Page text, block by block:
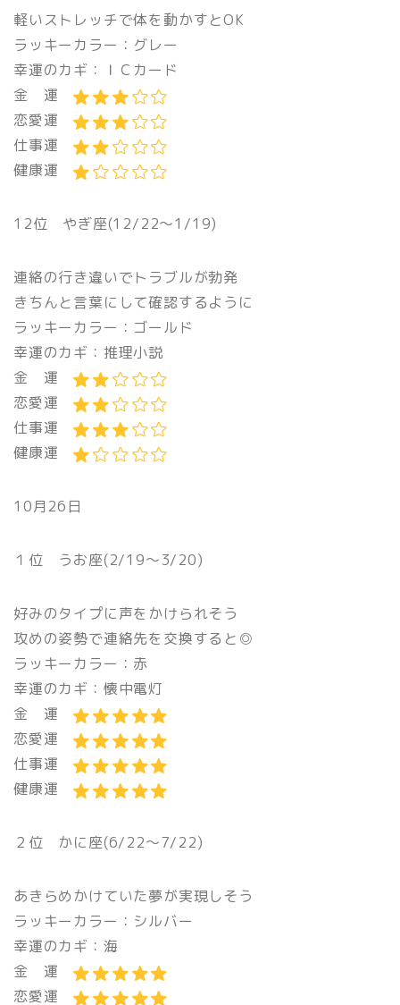
軽いストレッチで体を動かすとOK
ラッキーカラー：グレー
幸運のカギ：ＩＣカード
金 運
恋愛運
仕事運
健康運
12位 やぎ座(12/22〜1/19)
連絡の行き違いでトラブルが勃発
きちんと言葉にして確認するように
ラッキーカラー：ゴールド
幸運のカギ：推理小説
金 運
恋愛運
仕事運
健康運
10月26日
１位 うお座(2/19〜3/20)
好みのタイプに声をかけられそう
攻めの姿勢で連絡先を交換すると◎
ラッキーカラー：赤
幸運のカギ：懐中電灯
金 運
恋愛運
仕事運
健康運
２位 かに座(6/22〜7/22)
あきらめかけていた夢が実現しそう
ラッキーカラー：シルバー
幸運のカギ：海
金 運
恋愛運